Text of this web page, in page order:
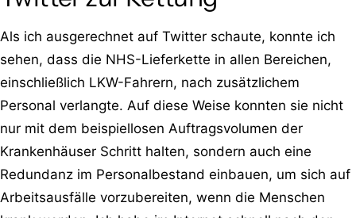
Als ich ausgerechnet auf Twitter schaute, konnte ich
sehen, dass die NHS-Lieferkette in allen Bereichen,
einschließlich LKW-Fahrern, nach zusätzlichem
Personal verlangte. Auf diese Weise konnten sie nicht
nur mit dem beispiellosen Auftragsvolumen der
Krankenhäuser Schritt halten, sondern auch eine
Redundanz im Personalbestand einbauen, um sich auf
Arbeitsausfälle vorzubereiten, wenn die Menschen